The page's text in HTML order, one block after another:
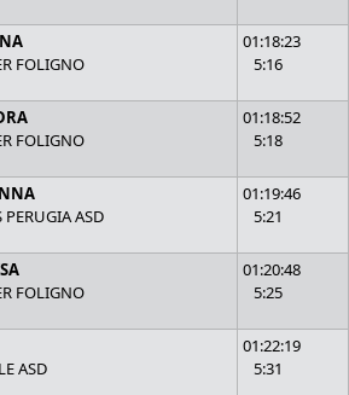
FOLIGNO
01:18:23
5:16
FOLIGNO
01:18:52
5:18
ASD
01:19:46
5:21
FOLIGNO
01:20:48
5:25
ASD
01:22:19
5:31